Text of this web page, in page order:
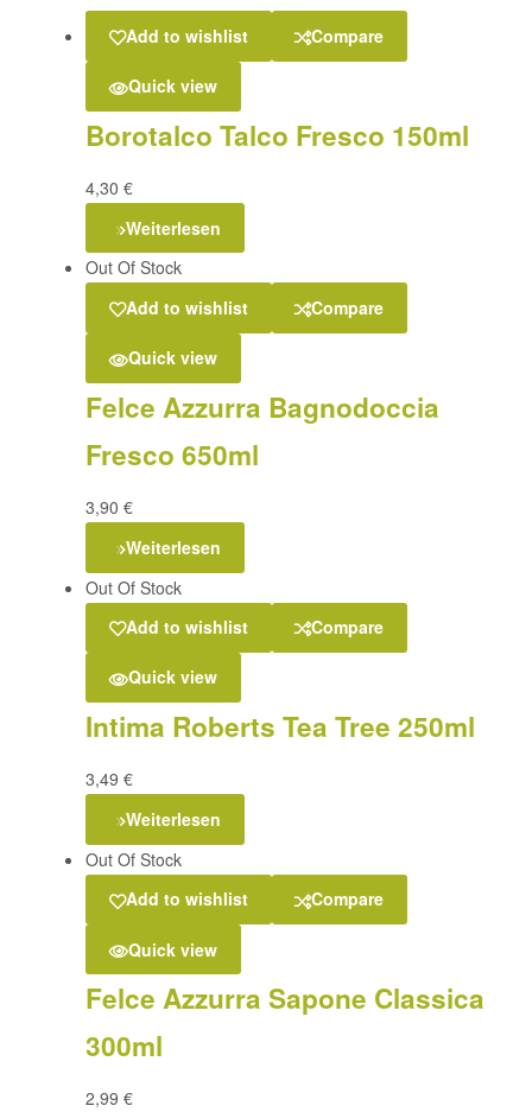
Add to wishlist Compare
Quick view
Borotalco Talco Fresco 150ml
4,30 €
Weiterlesen
Out Of Stock
Add to wishlist
Compare
Quick view
Felce Azzurra Bagnodoccia
Fresco 650ml
3,90 €
Weiterlesen
Out Of Stock
Add to wishlist
Compare
Quick view
Intima Roberts Tea Tree 250ml
3,49 €
Weiterlesen
Out Of Stock
Add to wishlist
Compare
Quick view
Felce Azzurra Sapone Classica
300ml
2,99 €